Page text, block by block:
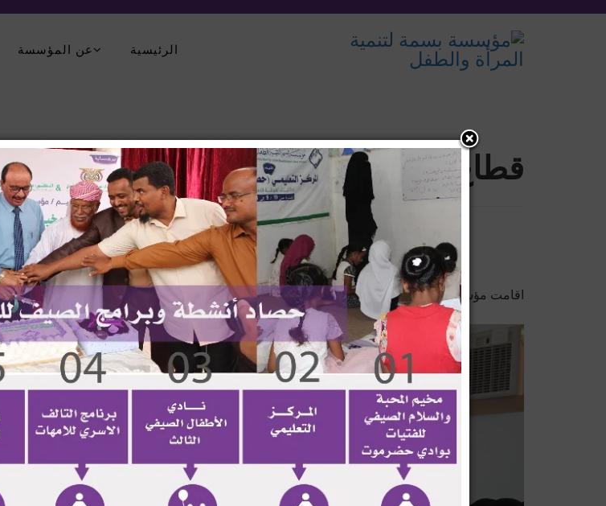
الرئيسية عن المؤسسة
قطاع التعليم
اقامت مؤسسة بسمة لتنمية الطفل والمرأة البرنامج التدريبي التقييم الغذائي لاطفال استكمالا للبرنامج